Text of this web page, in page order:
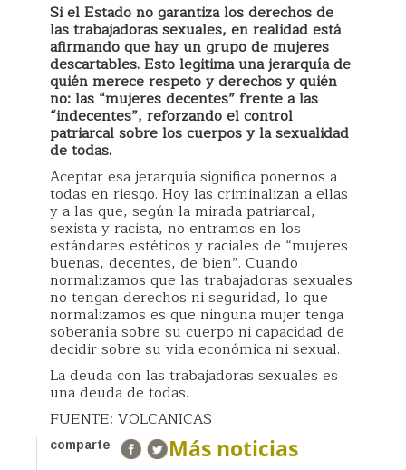
Si el Estado no garantiza los derechos de
las trabajadoras sexuales, en realidad está
afirmando que hay un grupo de mujeres
descartables. Esto legitima una jerarquía de
quién merece respeto y derechos y quién
no: las “mujeres decentes” frente a las
“indecentes”, reforzando el control
patriarcal sobre los cuerpos y la sexualidad
de todas.
Aceptar esa jerarquía significa ponernos a
todas en riesgo. Hoy las criminalizan a ellas
y a las que, según la mirada patriarcal,
sexista y racista, no entramos en los
estándares estéticos y raciales de “mujeres
buenas, decentes, de bien”. Cuando
normalizamos que las trabajadoras sexuales
no tengan derechos ni seguridad, lo que
normalizamos es que ninguna mujer tenga
soberanía sobre su cuerpo ni capacidad de
decidir sobre su vida económica ni sexual.
La deuda con las trabajadoras sexuales es
una deuda de todas.
FUENTE: VOLCANICAS
comparte Más noticias